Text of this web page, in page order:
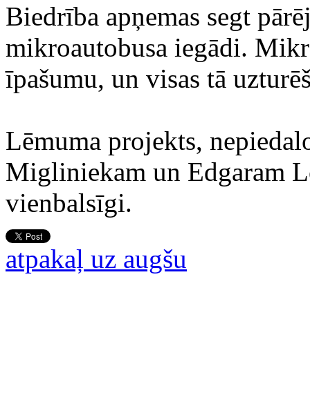
Biedrība apņemas segt
mikroautobusa iegādi.
īpašumu, un visas tā
Lēmuma projekts,
Migliniekam un Edgaram
vienbalsīgi.
atpakaļ uz augšu